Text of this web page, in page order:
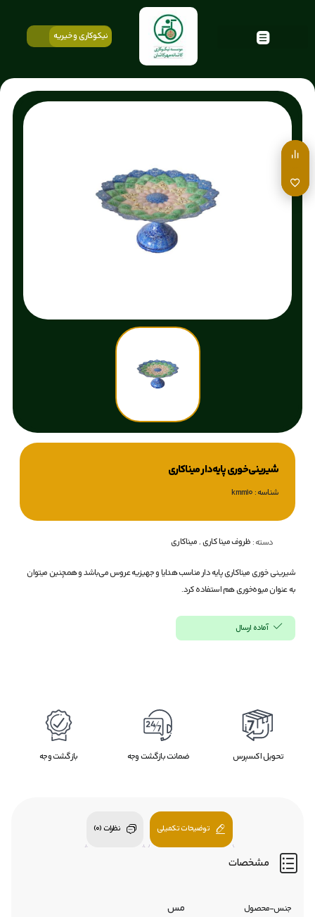
نیکوکاری و خیریه
شیرینی‌خوری پایه‌دار میناکاری
شناسه : kmm10
دسته : ظروف مینا کاری,میناکاری
شیرینی خوری میناکاری پایه دار مناسب هدایا و جهیزیه عروس می‌باشد و همچنین میتوان
به عنوان میوه‌خوری هم استفاده کرد.
آماده ارسال
تحویل اکسپرس ضمانت بازگشت وجه بازگشت وجه
توضیحات تکمیلی نظرات (0)
مشخصات
جنس-محصول مس